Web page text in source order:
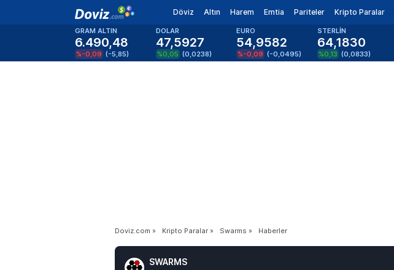
Döviz Altın Harem Emtia Pariteler Kripto Paralar
GRAM ALTIN
6.490,48
%-0,09 (-5,85)
DOLAR
47,5927
%0,05 (0,0238)
EURO
54,9582
%-0,09 (-0,0495)
STERLİN
64,1830
%0,13 (0,0833)
Doviz.com » Kripto Paralar » Swarms » Haberler
SWARMS